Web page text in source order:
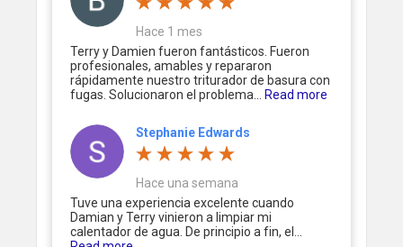
Hace 1 mes
Terry y Damien fueron fantásticos. Fueron
profesionales, amables y repararon
rápidamente nuestro triturador de basura con
fugas. Solucionaron el problema...
Read more
Stephanie Edwards
Hace una semana
Tuve una experiencia excelente cuando
Damian y Terry vinieron a limpiar mi
calentador de agua. De principio a fin, el...